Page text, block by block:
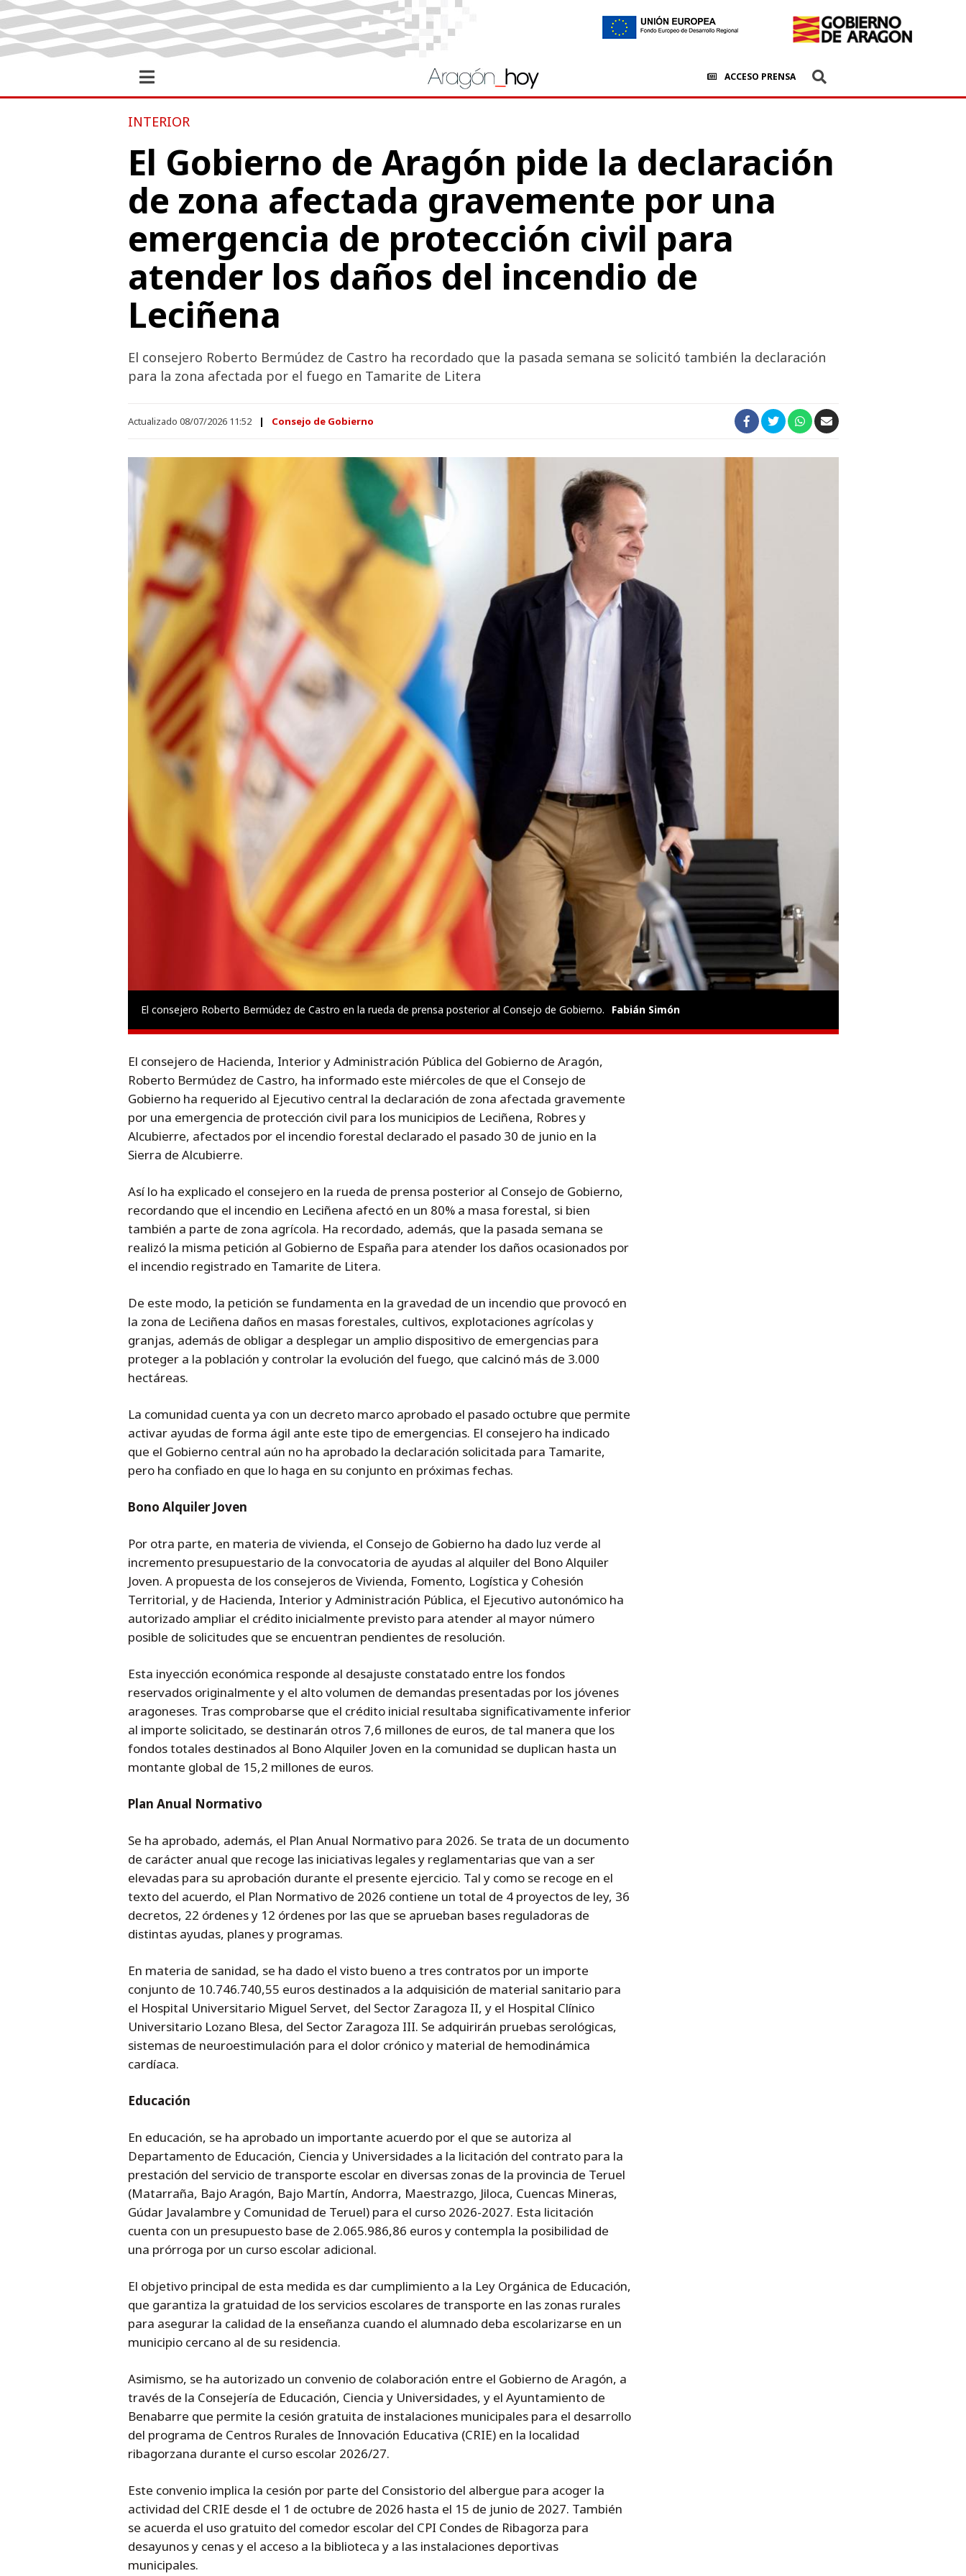
ACCESO PRENSA
INTERIOR
El Gobierno de Aragón pide la declaración
de zona afectada gravemente por una
emergencia de protección civil para
atender los daños del incendio de
Leciñena
El consejero Roberto Bermúdez de Castro ha recordado que la pasada semana se solicitó también la declaración
para la zona afectada por el fuego en Tamarite de Litera
Actualizado 08/07/2026 11:52 Consejo de Gobierno
El consejero Roberto Bermúdez de Castro en la rueda de prensa posterior al Consejo de Gobierno. Fabián Simón
El consejero de Hacienda, Interior y Administración Pública del Gobierno de Aragón,
Roberto Bermúdez de Castro, ha informado este miércoles de que el Consejo de
Gobierno ha requerido al Ejecutivo central la declaración de zona afectada gravemente
por una emergencia de protección civil para los municipios de Leciñena, Robres y
Alcubierre, afectados por el incendio forestal declarado el pasado 30 de junio en la
Sierra de Alcubierre.
Así lo ha explicado el consejero en la rueda de prensa posterior al Consejo de Gobierno,
recordando que el incendio en Leciñena afectó en un 80% a masa forestal, si bien
también a parte de zona agrícola. Ha recordado, además, que la pasada semana se
realizó la misma petición al Gobierno de España para atender los daños ocasionados por
el incendio registrado en Tamarite de Litera.
De este modo, la petición se fundamenta en la gravedad de un incendio que provocó en
la zona de Leciñena daños en masas forestales, cultivos, explotaciones agrícolas y
granjas, además de obligar a desplegar un amplio dispositivo de emergencias para
proteger a la población y controlar la evolución del fuego, que calcinó más de 3.000
hectáreas.
La comunidad cuenta ya con un decreto marco aprobado el pasado octubre que permite
activar ayudas de forma ágil ante este tipo de emergencias. El consejero ha indicado
que el Gobierno central aún no ha aprobado la declaración solicitada para Tamarite,
pero ha confiado en que lo haga en su conjunto en próximas fechas.
Bono Alquiler Joven
Por otra parte, en materia de vivienda, el Consejo de Gobierno ha dado luz verde al
incremento presupuestario de la convocatoria de ayudas al alquiler del Bono Alquiler
Joven. A propuesta de los consejeros de Vivienda, Fomento, Logística y Cohesión
Territorial, y de Hacienda, Interior y Administración Pública, el Ejecutivo autonómico ha
autorizado ampliar el crédito inicialmente previsto para atender al mayor número
posible de solicitudes que se encuentran pendientes de resolución.
Esta inyección económica responde al desajuste constatado entre los fondos
reservados originalmente y el alto volumen de demandas presentadas por los jóvenes
aragoneses. Tras comprobarse que el crédito inicial resultaba significativamente inferior
al importe solicitado, se destinarán otros 7,6 millones de euros, de tal manera que los
fondos totales destinados al Bono Alquiler Joven en la comunidad se duplican hasta un
montante global de 15,2 millones de euros.
Plan Anual Normativo
Se ha aprobado, además, el Plan Anual Normativo para 2026. Se trata de un documento
de carácter anual que recoge las iniciativas legales y reglamentarias que van a ser
elevadas para su aprobación durante el presente ejercicio. Tal y como se recoge en el
texto del acuerdo, el Plan Normativo de 2026 contiene un total de 4 proyectos de ley, 36
decretos, 22 órdenes y 12 órdenes por las que se aprueban bases reguladoras de
distintas ayudas, planes y programas.
En materia de sanidad, se ha dado el visto bueno a tres contratos por un importe
conjunto de 10.746.740,55 euros destinados a la adquisición de material sanitario para
el Hospital Universitario Miguel Servet, del Sector Zaragoza II, y el Hospital Clínico
Universitario Lozano Blesa, del Sector Zaragoza III. Se adquirirán pruebas serológicas,
sistemas de neuroestimulación para el dolor crónico y material de hemodinámica
cardíaca.
Educación
En educación, se ha aprobado un importante acuerdo por el que se autoriza al
Departamento de Educación, Ciencia y Universidades a la licitación del contrato para la
prestación del servicio de transporte escolar en diversas zonas de la provincia de Teruel
(Matarraña, Bajo Aragón, Bajo Martín, Andorra, Maestrazgo, Jiloca, Cuencas Mineras,
Gúdar Javalambre y Comunidad de Teruel) para el curso 2026-2027. Esta licitación
cuenta con un presupuesto base de 2.065.986,86 euros y contempla la posibilidad de
una prórroga por un curso escolar adicional.
El objetivo principal de esta medida es dar cumplimiento a la Ley Orgánica de Educación,
que garantiza la gratuidad de los servicios escolares de transporte en las zonas rurales
para asegurar la calidad de la enseñanza cuando el alumnado deba escolarizarse en un
municipio cercano al de su residencia.
Asimismo, se ha autorizado un convenio de colaboración entre el Gobierno de Aragón, a
través de la Consejería de Educación, Ciencia y Universidades, y el Ayuntamiento de
Benabarre que permite la cesión gratuita de instalaciones municipales para el desarrollo
del programa de Centros Rurales de Innovación Educativa (CRIE) en la localidad
ribagorzana durante el curso escolar 2026/27.
Este convenio implica la cesión por parte del Consistorio del albergue para acoger la
actividad del CRIE desde el 1 de octubre de 2026 hasta el 15 de junio de 2027. También
se acuerda el uso gratuito del comedor escolar del CPI Condes de Ribagorza para
desayunos y cenas y el acceso a la biblioteca y a las instalaciones deportivas
municipales.